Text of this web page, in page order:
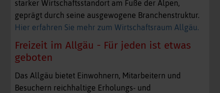
starker Wirtschaftsstandort am Fuße der Alpen,
geprägt durch seine ausgewogene Branchenstruktur.
Hier erfahren Sie mehr zum Wirtschaftsraum Allgäu.
Freizeit im Allgäu - Für jeden ist etwas
geboten
Das Allgäu bietet Einwohnern, Mitarbeitern und
Besuchern reichhaltige Erholungs- und